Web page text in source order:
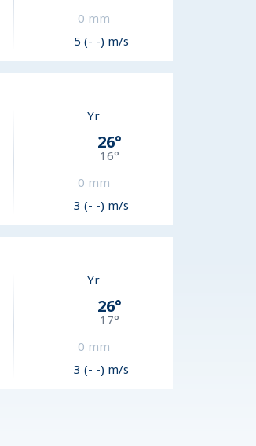
0 mm
5 (- -) m/s
Yr
26°
16°
0 mm
3 (- -) m/s
Yr
26°
17°
0 mm
3 (- -) m/s